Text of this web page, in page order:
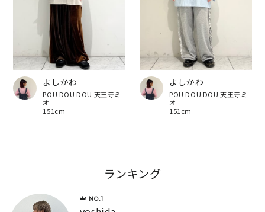
よしかわ
POU DOU DOU 天王寺ミ
オ
151cm
よしかわ
POU DOU DOU 天王寺ミ
オ
151cm
ランキング